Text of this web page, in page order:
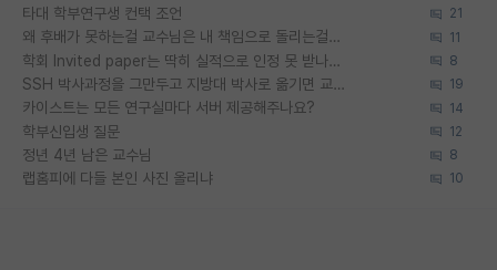
타대 학부연구생 컨택 조언 21
왜 후배가 못하는걸 교수님은 내 책임으로 돌리는걸까요? 11
학회 Invited paper는 딱히 실적으로 인정 못 받나요? 8
SSH 박사과정을 그만두고 지방대 박사로 옮기면 교수의 꿈은 끝일까요? 19
카이스트는 모든 연구실마다 서버 제공해주나요? 14
학부신입생 질문 12
정년 4년 남은 교수님 8
랩홈피에 다들 본인 사진 올리냐 10